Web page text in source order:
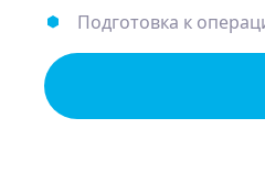
Подготовка к